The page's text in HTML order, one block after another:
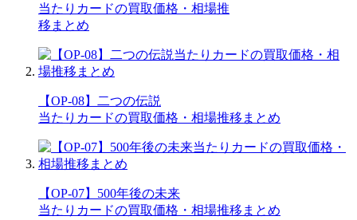
当たりカードの買取価格・相場推
移まとめ
【OP-08】二つの伝説
当たりカードの買取価格・相場推移まとめ
【OP-07】500年後の未来
当たりカードの買取価格・相場推移まとめ